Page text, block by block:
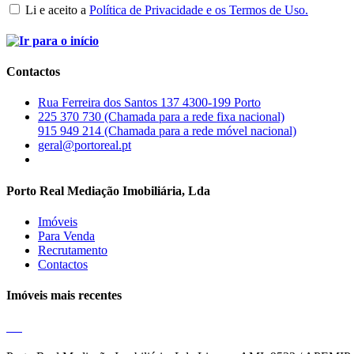
Li e aceito a Política de Privacidade e os Termos de Uso.
Contactos
Rua Ferreira dos Santos 137 4300-199 Porto
225 370 730 (Chamada para a rede fixa nacional)
915 949 214 (Chamada para a rede móvel nacional)
geral@portoreal.pt
Porto Real Mediação Imobiliária, Lda
Imóveis
Para Venda
Recrutamento
Contactos
Imóveis mais recentes